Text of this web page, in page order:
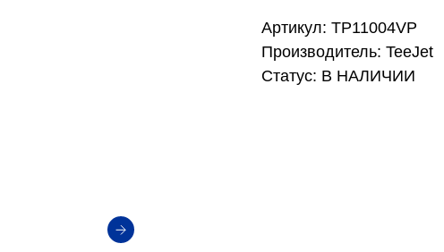
Артикул: TP11004VP
Производитель: TeeJet
Статус: В НАЛИЧИИ